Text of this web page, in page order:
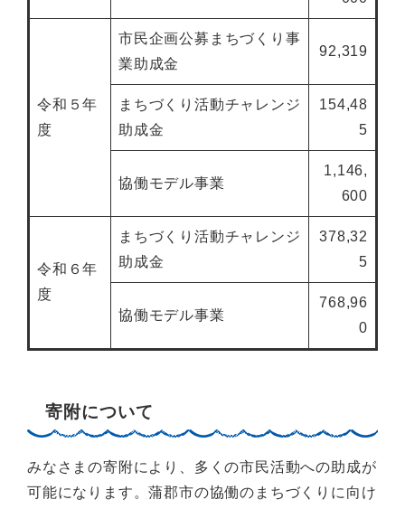
令和５年
度
市民企画公募まちづくり事
業助成金
92,319
まちづくり活動チャレンジ
助成金
154,48
5
協働モデル事業
1,146,
600
令和６年
度
まちづくり活動チャレンジ
助成金
378,32
5
協働モデル事業
768,96
0
寄附について
みなさまの寄附により、多くの市民活動への助成が
可能になります。蒲郡市の協働のまちづくりに向け